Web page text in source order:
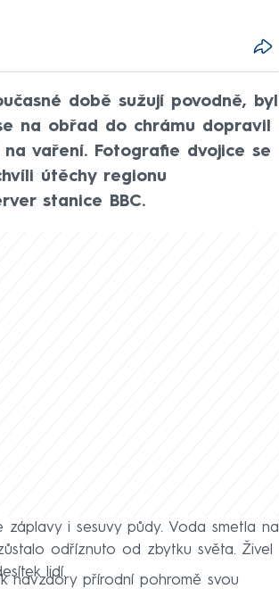
době sužují povodně, byl
na obřad do chrámu dopravil
vaření. Fotografie dvojice se
útěchy regionu
stanice BBC.
záplavy i sesuvy půdy. Voda smetla na
odříznuto od zbytku světa. Živel
lidí.
navzdory přírodní pohromě svou